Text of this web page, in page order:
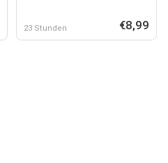
23 Stunden €8,99